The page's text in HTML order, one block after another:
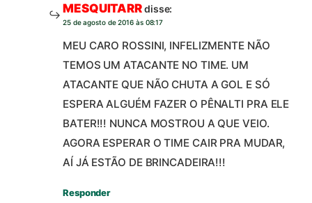
MESQUITARRdisse:
25 de agosto de 2016 às 08:17
MEU CARO ROSSINI, INFELIZMENTE NÃO
TEMOS UM ATACANTE NO TIME. UM
ATACANTE QUE NÃO CHUTA A GOL E SÓ
ESPERA ALGUÉM FAZER O PÊNALTI PRA ELE
BATER!!! NUNCA MOSTROU A QUE VEIO.
AGORA ESPERAR O TIME CAIR PRA MUDAR,
AÍ JÁ ESTÃO DE BRINCADEIRA!!!
Responder